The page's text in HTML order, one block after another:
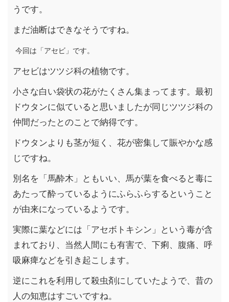
うです。
まだ油断はできなそうですね。
今回は「アセビ」です。
アセビはツツジ科の植物です。
小さな白い袋状の花がたくさん集まってます。最初
ドウタンに似ていると思いましたが同じツツジ科の
仲間だったとのことで納得です。
ドウタンよりも茎が短く、花が密集して賑やかな感
じですね。
別名を「馬酔木」ともいい、馬が葉を食べると毒に
あたって酔っているようにふらふらするということ
が由来になっているようです。
実際に葉などには「アセボトキシン」という毒が含
まれており、当然人間にも有害で、下痢、腹痛、呼
吸麻痺などを引き起こします。
逆にこれを利用して殺虫剤にしていたようで、昔の
人の知恵はすごいですね。